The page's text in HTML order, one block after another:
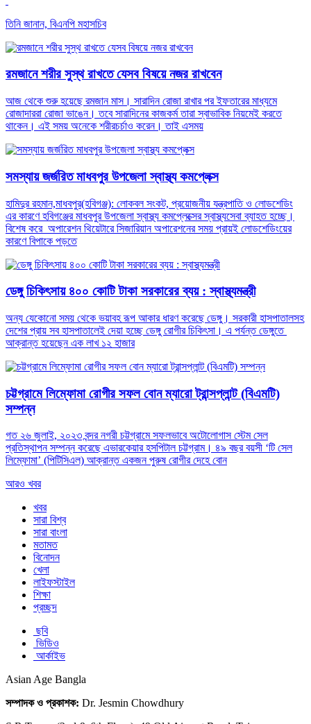
তিনি জানান, বিএনপি মহাসচিব
রমজানে শরীর সুস্থ রাখতে যেসব বিষয়ে নজর রাখবেন
আজ থেকে শুরু হয়েছে রমজান মাস। সারাদিন রোজা রাখার পর ইফতারের মাধ্যমে
রোজাদাররা রোজা ভাঙেন। তবে সারাদিনের কাজকর্ম তারা স্বাভাবিক নিয়মেই করতে
থাকেন। এই সময় অনেকে শরীরচর্চাও করেন। তাই এসময়
সমস্যায় জর্জরিত মাধবপুর উপজেলা স্বাস্থ্য কমপ্লেক্স
হামিদুর রহমান,মাধবপুর(হবিগঞ্জ): লোকবল সংকট, প্রয়োজনীয় যন্ত্রপাতি ও লোডশেডিং
এর কারণে হবিগঞ্জের মাধবপুর উপজেলা স্বাস্থ্য কমপ্লেক্সের স্বাস্থ্যসেবা ব্যাহত হচ্ছে।
বিশেষ করে অপারেশন থিয়েটারে সিজারিয়ান অপারেশনের সময় প্রায়ই লোডশেডিংয়ের
কারণে বিপাকে পড়তে
ডেঙ্গু চিকিৎসায় ৪০০ কোটি টাকা সরকারের ব্যয় : স্বাস্থ্যমন্ত্রী
অন্য যেকোনো সময় থেকে ভয়াবহ রূপ আকার ধারণ করেছে ডেঙ্গু। সরকারী হাসপাতালসহ
দেশের প্রায় সব হাসপাতালেই দেয়া হচ্ছে ডেঙ্গু রোগীর চিকিৎসা। এ পর্যন্ত ডেঙ্গুতে
আক্রান্ত হয়েছেন এক লাখ ১২ হাজার
চট্টগ্রামে লিম্ফোমা রোগীর সফল বোন ম্যারো ট্রান্সপ্লান্ট (বিএমটি)
সম্পন্ন
গত ২৬ জুলাই, ২০২৩ বন্দর নগরী চট্টগ্রামে সফলভাবে অটোলোগাস স্টেম সেল
প্রতিস্থাপন সম্পন্ন করেছে এভারকেয়ার হসপিটাল চট্টগ্রাম। ৪৯ বছর বয়সী ‘টি সেল
লিম্ফোমা’ (পিটিসিএল) আক্রান্ত একজন পুরুষ রোগীর দেহে বোন
আরও খবর
খবর
সারা বিশ্ব
সারা বাংলা
মতামত
বিনোদন
খেলা
লাইফস্টাইল
শিক্ষা
প্রচ্ছদ
ছবি
ভিডিও
আর্কাইভ
Asian Age Bangla
সম্পাদক ও প্রকাশক: Dr. Jesmin Chowdhury